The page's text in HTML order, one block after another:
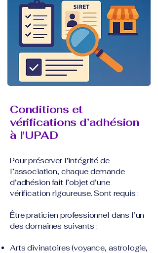
Conditions et
vérifications d’adhésion
à l'UPAD
Pour préserver l’intégrité de
l’association, chaque demande
d’adhésion fait l’objet d’une
vérification rigoureuse. Sont requis :
Être praticien professionnel dans l’un
des domaines suivants :​
Arts divinatoires (voyance, astrologie,